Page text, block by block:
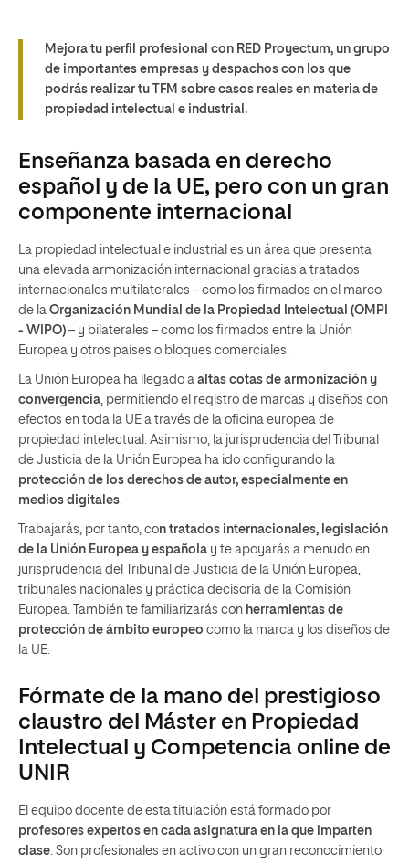
Mejora tu perfil profesional con RED Proyectum, un grupo
de importantes empresas y despachos con los que
podrás realizar tu TFM sobre casos reales en materia de
propiedad intelectual e industrial.
Enseñanza basada en derecho
español y de la UE, pero con un gran
componente internacional
La propiedad intelectual e industrial es un área que presenta
una elevada armonización internacional gracias a tratados
internacionales multilaterales – como los firmados en el marco
de la Organización Mundial de la Propiedad Intelectual (OMPI
- WIPO) – y bilaterales – como los firmados entre la Unión
Europea y otros países o bloques comerciales.
La Unión Europea ha llegado a altas cotas de armonización y
convergencia, permitiendo el registro de marcas y diseños con
efectos en toda la UE a través de la oficina europea de
propiedad intelectual. Asimismo, la jurisprudencia del Tribunal
de Justicia de la Unión Europea ha ido configurando la
protección de los derechos de autor, especialmente en
medios digitales.
Trabajarás, por tanto, con tratados internacionales, legislación
de la Unión Europea y española y te apoyarás a menudo en
jurisprudencia del Tribunal de Justicia de la Unión Europea,
tribunales nacionales y práctica decisoria de la Comisión
Europea. También te familiarizarás con herramientas de
protección de ámbito europeo como la marca y los diseños de
la UE.
Fórmate de la mano del prestigioso
claustro del Máster en Propiedad
Intelectual y Competencia online de
UNIR
El equipo docente de esta titulación está formado por
profesores expertos en cada asignatura en la que imparten
clase. Son profesionales en activo con un gran reconocimiento